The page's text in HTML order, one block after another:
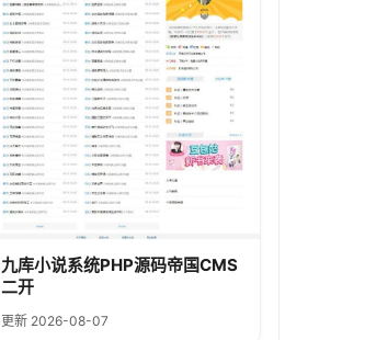
九库小说系统PHP源码帝国CMS
二开
更新 2026-08-07